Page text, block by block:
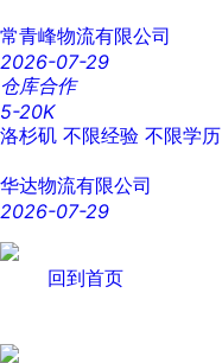
常青峰物流有限公司
2026-07-29
仓库合作
5-20K
洛杉矶 不限经验 不限学历
华达物流有限公司
2026-07-29
回到首页